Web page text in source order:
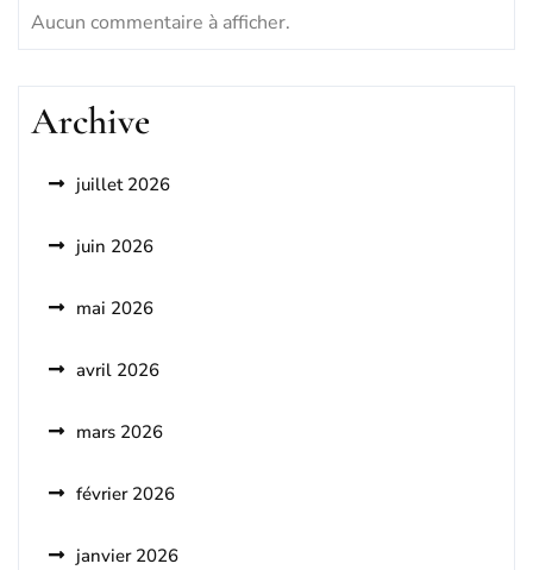
Aucun commentaire à afficher.
Archive
juillet 2026
juin 2026
mai 2026
avril 2026
mars 2026
février 2026
janvier 2026